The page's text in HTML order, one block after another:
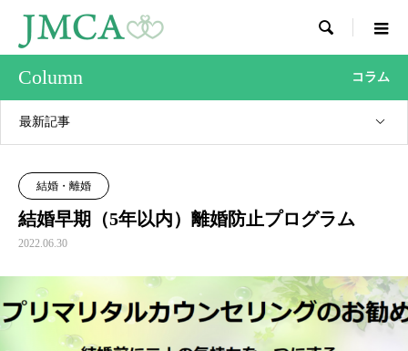

Column コラム
最新記事
結婚・離婚
結婚早期（5年以内）離婚防止プログラム
2022.06.30